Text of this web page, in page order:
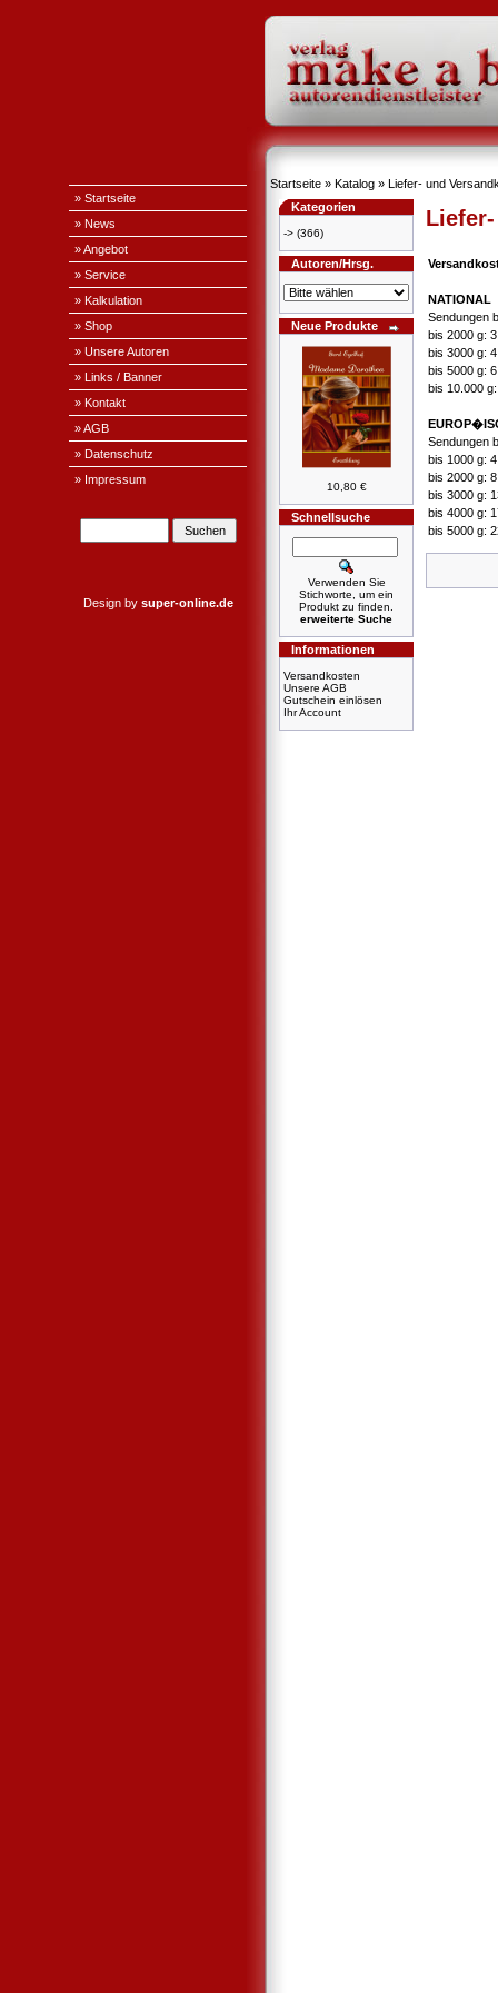
» Startseite
» News
» Angebot
» Service
» Kalkulation
» Shop
» Unsere Autoren
» Links / Banner
» Kontakt
» AGB
» Datenschutz
» Impressum
Design by super-online.de
Startseite » Katalog » Liefer- und
Kategorien
-> (366)
Autoren/Hrsg.
Neue Produkte
10,80 €
Schnellsuche
Verwenden Sie
Stichworte, um ein
Produkt zu finden.
erweiterte Suche
Informationen
Versandkosten
Unsere AGB
Gutschein einlösen
Ihr Account
NATIONAL
Sendungen
bis 2000 g:
bis 3000 g:
bis 5000 g:
bis 10.000
Sendungen
bis 1000 g:
bis 2000 g:
bis 3000 g:
bis 4000 g:
bis 5000 g: